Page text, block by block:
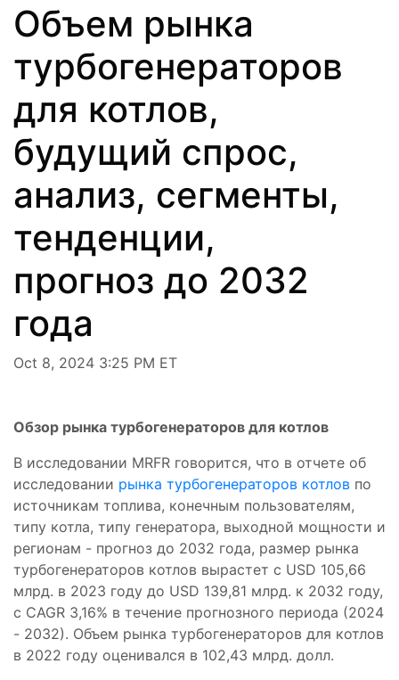
Объем рынка
турбогенераторов
для котлов,
будущий спрос,
анализ, сегменты,
тенденции,
прогноз до 2032
года
Oct 8, 2024 3:25 PM ET
Обзор рынка турбогенераторов для котлов
В исследовании MRFR говорится, что в отчете об
исследовании рынка турбогенераторов котлов по
источникам топлива, конечным пользователям,
типу котла, типу генератора, выходной мощности и
регионам - прогноз до 2032 года, размер рынка
турбогенераторов котлов вырастет с USD 105,66
млрд. в 2023 году до USD 139,81 млрд. к 2032 году,
с CAGR 3,16% в течение прогнозного периода (2024
- 2032). Объем рынка турбогенераторов для котлов
в 2022 году оценивался в 102,43 млрд. долл.